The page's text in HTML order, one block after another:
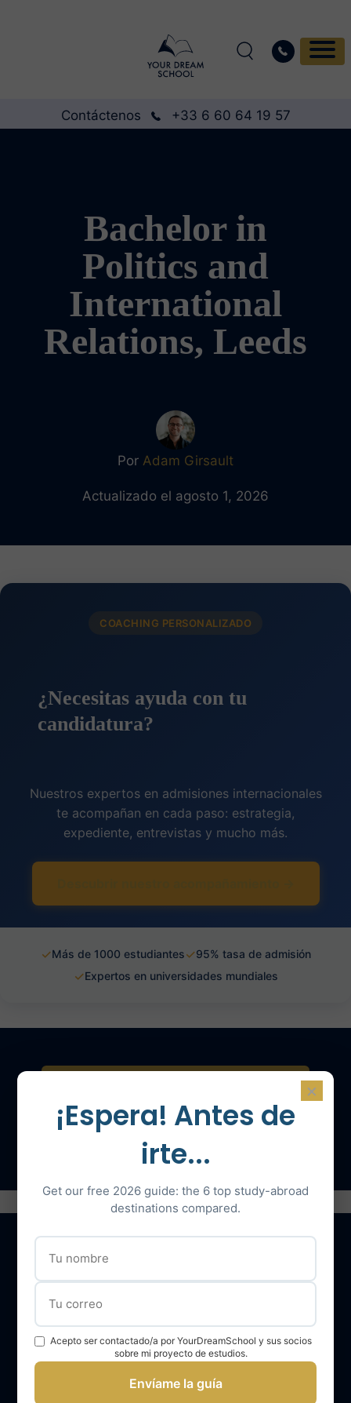
Contáctenos +33 6 60 64 19 57
Bachelor in
Politics and
International
Relations, Leeds
Por Adam Girsault
Actualizado el agosto 1, 2026
COACHING PERSONALIZADO
¿Necesitas ayuda con tu
candidatura?
Nuestros expertos en admisiones internacionales
te acompañan en cada paso: estrategia,
expediente, entrevistas y mucho más.
✓Más de 1000 estudiantes✓95% tasa de admisión
✓Expertos en universidades mundiales
Hable con un experto
Nuestros servicios
El equipo YourDreamSchool
YourDreamSchool, un socio para su éxito
Obtener apoyo
×
¡Espera! Antes de
irte...
Get our free 2026 guide: the 6 top study-abroad
destinations compared.
Acepto ser contactado/a por YourDreamSchool y sus socios
sobre mi proyecto de estudios.
Envíame la guía